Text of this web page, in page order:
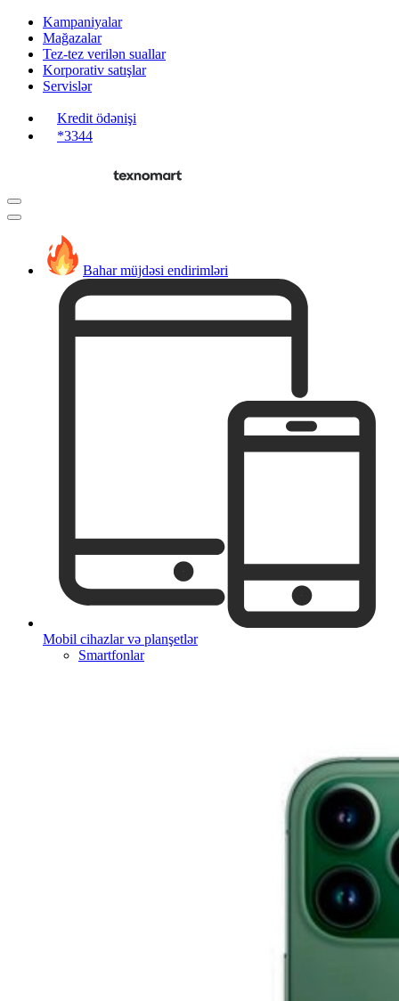
Kampaniyalar
Mağazalar
Tez-tez verilən suallar
Korporativ satışlar
Servislər
Kredit ödənişi
*3344
Bahar müjdəsi endirimləri
Mobil cihazlar və planşetlər
Smartfonlar